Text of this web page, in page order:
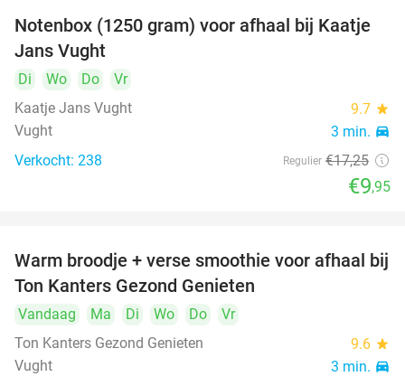
42%
Notenbox (1250 gram) voor afhaal bij Kaatje
Jans Vught
Di Wo Do
Vr
Kaatje Jans Vught
9.7 star
Vught 3 min. directions_car
Verkocht: 238 Regulier €17,25
€9,95
43%
Warm broodje + verse smoothie voor afhaal bij
Ton Kanters Gezond Genieten
Vandaag Ma Di Wo Do
Vr
Ton Kanters Gezond Genieten
9.6 star
Vught 3 min. directions_car